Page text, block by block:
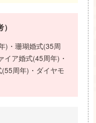
)・珊瑚婚式(35周
ア婚式(45周年)・
周年)・ダイヤモ